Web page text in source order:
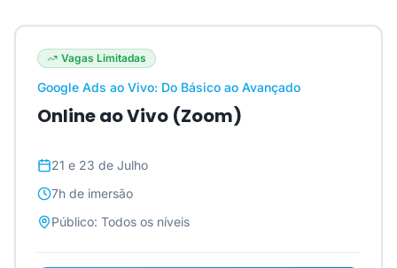
Vagas Limitadas
Google Ads ao Vivo: Do Básico ao Avançado
Online ao Vivo (Zoom)
21 e 23 de Julho
7h de imersão
Público: Todos os níveis